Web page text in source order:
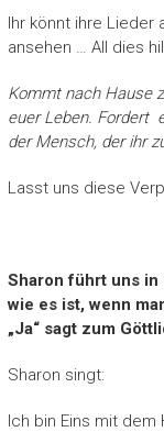
Ihr könnt ihre Lieder
ansehen … All dies
Kommt nach Hause
euer Leben. Fordert
der Mensch, der ihr
Lasst uns diese
Sharon führt uns
wie es ist, wenn
„Ja“ sagt zum
Sharon singt:
Ich bin Eins mit dem